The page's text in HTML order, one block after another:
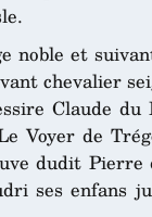
et
chevalier
Claude
Voyer de
dudit
ses enfans